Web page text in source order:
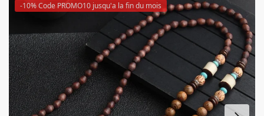
-10% Code PROMO10 jusqu'a la fin du mois